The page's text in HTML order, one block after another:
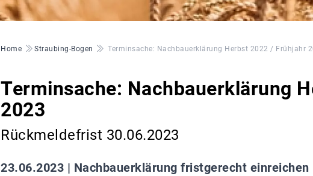
Pfadnavigation
Home Straubing-Bogen Terminsache: Nachbauerklärung Herbst 2022 / Frühjahr
Terminsache: Nachbauerklärung
2023
Rückmeldefrist 30.06.2023
23.06.2023 | Nachbauerklärung fristgerecht einreichen